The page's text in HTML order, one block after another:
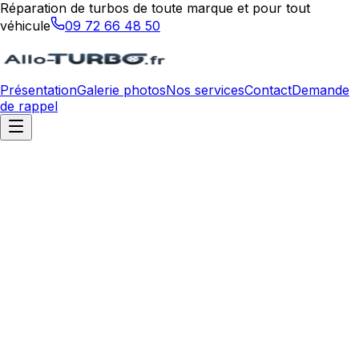
Réparation de turbos de toute marque et pour tout
véhicule
09 72 66 48 50
PrésentationGalerie photosNos servicesContactDemande
de rappel